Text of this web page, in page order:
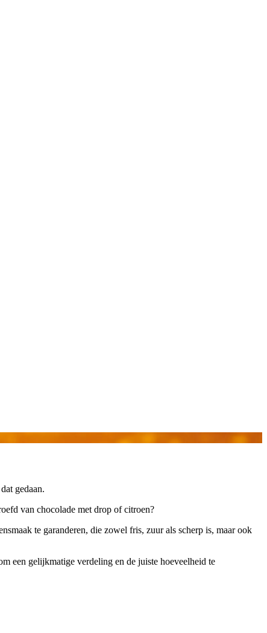
gedaan.
van chocolade met drop of citroen?
te garanderen, die zowel fris, zuur als scherp is, maar ook
een gelijkmatige verdeling en de juiste hoeveelheid te